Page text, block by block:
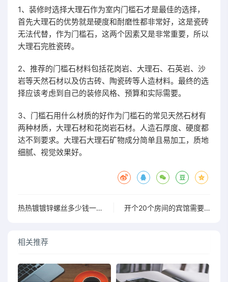
1、装修时选择大理石作为室内门槛石才是最佳的选择，
首先大理石的优势就是硬度和耐磨性都非常好，这是瓷砖
无法代替，作为门槛石，这两个因素又是非常重要，所以
大理石完胜瓷砖。
2、推荐的门槛石材料包括花岗岩、大理石、石英岩、沙
岩等天然石材以及仿古砖、陶瓷砖等人造材料。最终的选
择应该考虑到自己的装修风格、预算和实际需要。
3、门槛石用什么材质的好作为门槛石的常见天然石材有
两种材质，大理石材和花岗岩石材。人造石厚度、硬度都
达不到要求。大理石大理石矿物成分简单且易加工，质地
细腻、视觉效果好。
热热镀镀锌螺丝多少钱一吨_热镀锌螺丝生产厂家 开个20个房间的宾馆需要多少钱_开个20个房间的宾馆需要多少钱呢
相关推荐